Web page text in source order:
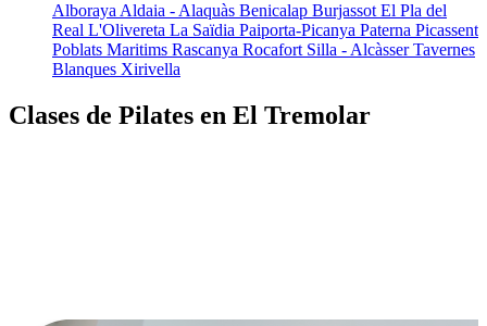
Alboraya Aldaia - Alaquàs Benicalap Burjassot El Pla del
Real L'Olivereta La Saïdia Paiporta-Picanya Paterna Picassent
Poblats Maritims Rascanya Rocafort Silla - Alcàsser Tavernes
Blanques Xirivella
Clases de Pilates en El Tremolar